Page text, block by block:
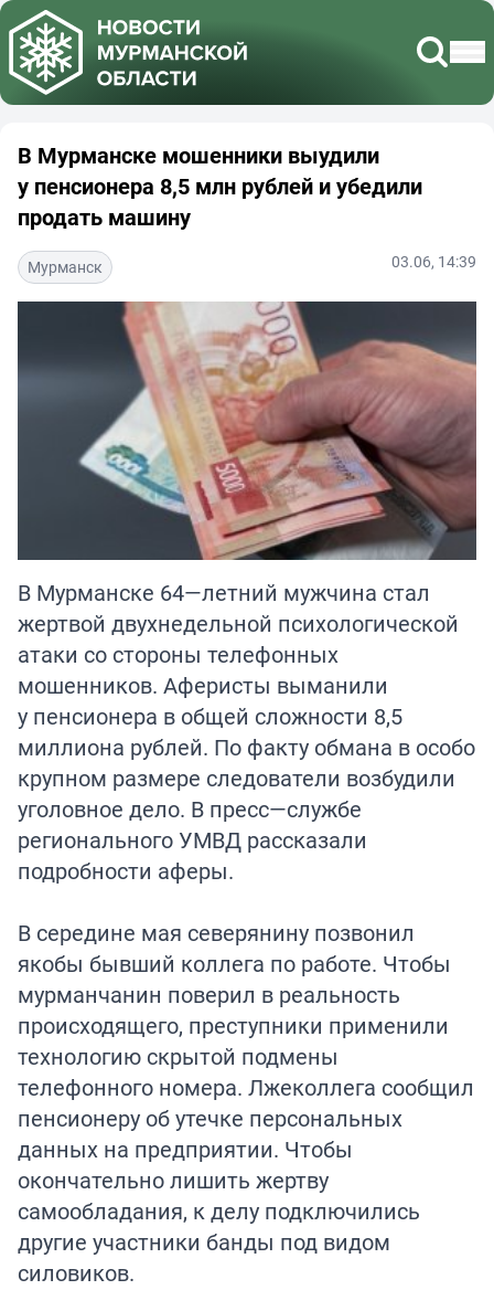
В Мурманске мошенники выудили
у пенсионера 8,5 млн рублей и убедили
продать машину
Мурманск 03.06, 14:39
В Мурманске 64—летний мужчина стал
жертвой двухнедельной психологической
атаки со стороны телефонных
мошенников. Аферисты выманили
у пенсионера в общей сложности 8,5
миллиона рублей. По факту обмана в особо
крупном размере следователи возбудили
уголовное дело. В пресс—службе
регионального УМВД рассказали
подробности аферы.
В середине мая северянину позвонил
якобы бывший коллега по работе. Чтобы
мурманчанин поверил в реальность
происходящего, преступники применили
технологию скрытой подмены
телефонного номера. Лжеколлега сообщил
пенсионеру об утечке персональных
данных на предприятии. Чтобы
окончательно лишить жертву
самообладания, к делу подключились
другие участники банды под видом
силовиков.